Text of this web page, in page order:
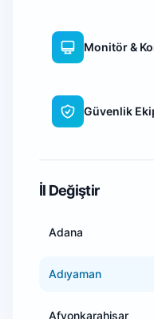
Monitör &
Güvenlik
İl Değiştir
Adana
Adıyaman
Afyonkarahisar